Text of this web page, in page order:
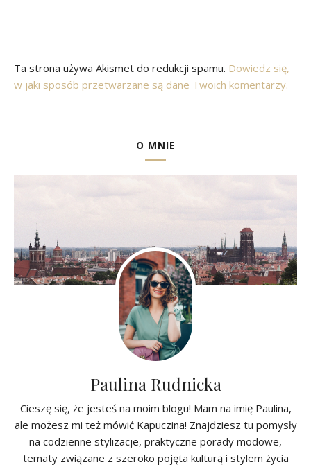
Ta strona używa Akismet do redukcji spamu. Dowiedz się,
w jaki sposób przetwarzane są dane Twoich komentarzy.
O MNIE
Paulina Rudnicka
Cieszę się, że jesteś na moim blogu! Mam na imię Paulina,
ale możesz mi też mówić Kapuczina! Znajdziesz tu pomysły
na codzienne stylizacje, praktyczne porady modowe,
tematy związane z szeroko pojęta kulturą i stylem życia